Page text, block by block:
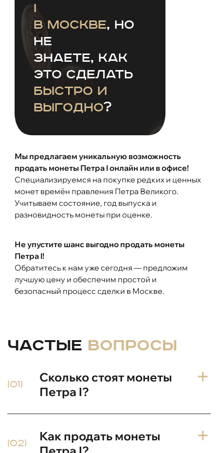
I
в Москве, но
не
знаете, как
это сделать
быстро и
выгодно?
Мы предлагаем уникальную возможность
продать монеты Петра I онлайн или в офисе!
Специализируемся на покупке редких и ценных
монет времён правления Петра Великого.
Учитываем состояние, год выпуска и
разновидность монеты при оценке.
Не упустите шанс выгодно продать монеты
Петра I!
Обратитесь к нам уже сегодня — предложим
лучшую цену и обеспечим простой и
безопасный процесс сделки в Москве.
Частые вопросы
(01)
Сколько стоят монеты
Петра I?
года выпуска и редкости. Некоторые
экземпляры стоят от нескольких тысяч до
(02)
Как продать монеты